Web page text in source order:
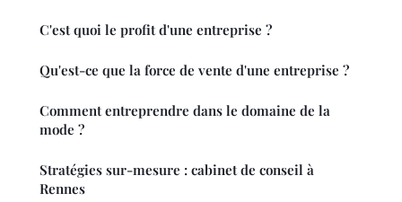
C'est quoi le profit d'une entreprise ?
Qu'est-ce que la force de vente d'une entreprise ?
Comment entreprendre dans le domaine de la
mode ?
Stratégies sur-mesure : cabinet de conseil à
Rennes